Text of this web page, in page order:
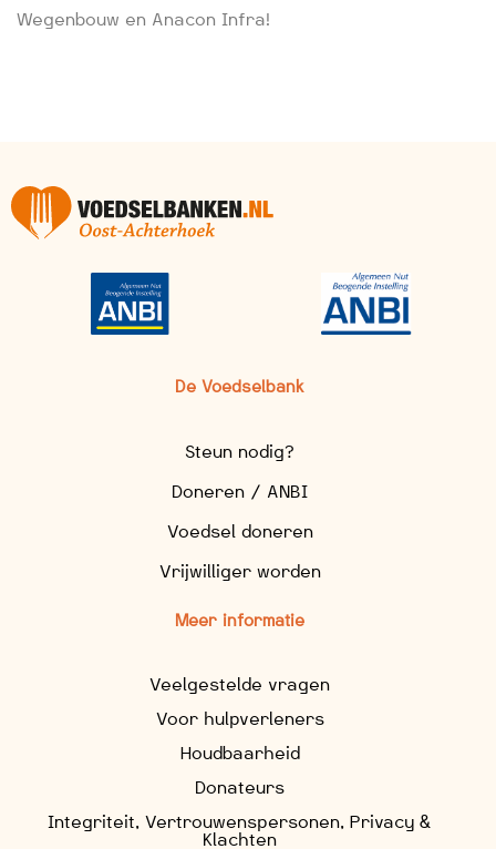
Wegenbouw en Anacon Infra!
De Voedselbank
Steun nodig?
Doneren / ANBI
Voedsel doneren
Vrijwilliger worden
Meer informatie
Veelgestelde vragen
Voor hulpverleners
Houdbaarheid
Donateurs
Integriteit, Vertrouwenspersonen, Privacy &
Klachten